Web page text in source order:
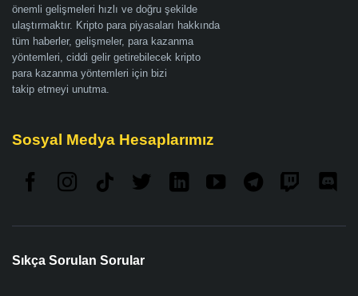
önemli gelişmeleri hızlı ve doğru şekilde
ulaştırmaktır. Kripto para piyasaları hakkında
tüm haberler, gelişmeler, para kazanma
yöntemleri, ciddi gelir getirebilecek kripto
para kazanma yöntemleri için bizi
takip etmeyi unutma.
Sosyal Medya Hesaplarımız
Sıkça Sorulan Sorular